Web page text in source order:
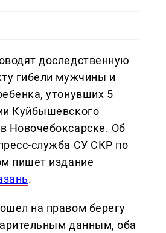
доследственную
гибели мужчины и
утонувших 5
Куйбышевского
Новочебоксарске. Об
служба СУ СКР по
пишет издание
.
на правом берегу
данным, оба